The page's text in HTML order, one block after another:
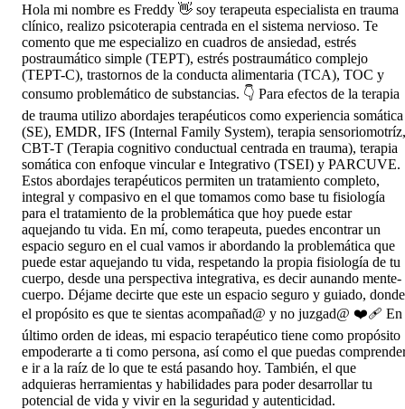
darles una razón de ser y funcionar y que todo
es en la lógica misma de la protección que busca
el organismo atraves del cuerpo, sentimientos
y/o emociones, y ahí como dices tu en esta
última sesión que cobra toda relevancia y
sentido el proceso, no buscábamos nada solo
hacer conciencia de todas estas partes, patrones
y sentimientos darles su espacio que no están ahí
al azar, no condenarlos ni resistirnos a ellos y
sobretodo evaluando el contexto mismo y sus
distintas razones de ser y es ahi donde engloba
todo lo que he escrito y experimentado en este
increíble y reconfortante proceso Sattva. Sentir e
integrar no hay nada malo con eso al contrario.
Simplemente gracias Freddy primero por tu
persona y por consecuencia la terapia y el
proceso mio. Gracias por ser parte de este
camino y búsqueda interna, por ser este valioso
y hermoso complemento, acompañamiento y
reflejo a SANAR. El trauma y todas sus caras y
aristas y lo que mas repercuente en lo personal
en mio biología mi Sistema Nervioso . Hasta
pronto y nuevamente Gracias Freddy, abrazo de
luz y gratitud.
Hola mi nombre es Freddy 👋 soy terapeuta especialista en trauma
clínico, realizo psicoterapia centrada en el sistema nervioso. Te
comento que me especializo en cuadros de ansiedad, estrés
postraumático simple (TEPT), estrés postraumático complejo
(TEPT-C), trastornos de la conducta alimentaria (TCA), TOC y
consumo problemático de substancias. 👇 Para efectos de la terapia
de trauma utilizo abordajes terapéuticos como experiencia somática
(SE), EMDR, IFS (Internal Family System), terapia sensoriomotríz,
CBT-T (Terapia cognitivo conductual centrada en trauma), terapia
somática con enfoque vincular e Integrativo (TSEI) y PARCUVE.
Estos abordajes terapéuticos permiten un tratamiento completo,
integral y compasivo en el que tomamos como base tu fisiología
para el tratamiento de la problemática que hoy puede estar
aquejando tu vida. En mí, como terapeuta, puedes encontrar un
espacio seguro en el cual vamos ir abordando la problemática que
puede estar aquejando tu vida, respetando la propia fisiología de tu
cuerpo, desde una perspectiva integrativa, es decir aunando mente-
cuerpo. Déjame decirte que este un espacio seguro y guiado, donde
el propósito es que te sientas acompañad@ y no juzgad@ ❤️‍🩹 En
último orden de ideas, mi espacio terapéutico tiene como propósito
empoderarte a ti como persona, así como el que puedas
e ir a la raíz de lo que te está pasando hoy. También, el que
adquieras herramientas y habilidades para poder desarrollar tu
potencial de vida y vivir en la seguridad y autenticidad.